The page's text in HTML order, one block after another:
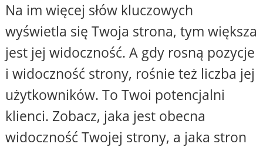
Na im więcej słów kluczowych
wyświetla się Twoja strona, tym większa
jest jej widoczność. A gdy rosną pozycje
i widoczność strony, rośnie też liczba jej
użytkowników. To Twoi potencjalni
klienci. Zobacz, jaka jest obecna
widoczność Twojej strony, a jaka stron